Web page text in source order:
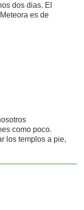
dos dias. El
es de
como poco.
los templos a pie,